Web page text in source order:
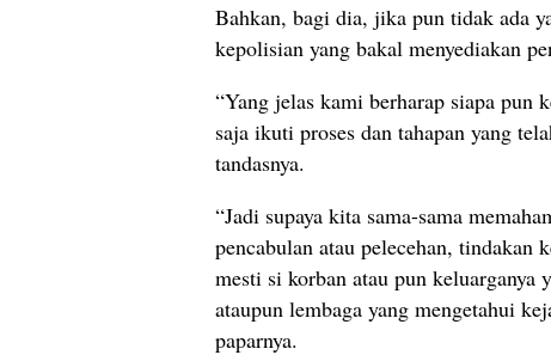
Bahkan, bagi dia, jika pun tidak ada
kepolisian yang bakal menyediakan
“Yang jelas kami berharap siapa pun
saja ikuti proses dan tahapan yang
tandasnya.
“Jadi supaya kita sama-sama
pencabulan atau pelecehan, tindakan
mesti si korban atau pun
ataupun lembaga yang mengetahui
paparnya.